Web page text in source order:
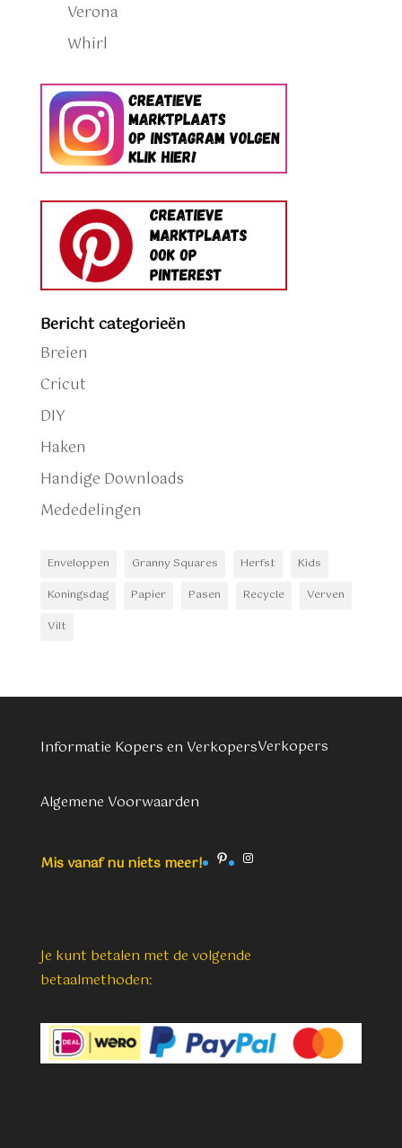
Verona
Whirl
Bericht categorieën
Breien
Cricut
DIY
Haken
Handige Downloads
Mededelingen
Enveloppen Granny Squares Herfst
Kids
Koningsdag
Papier Pasen Recycle
Verven
Vilt
Informatie Kopers en VerkopersVerkopers
Algemene Voorwaarden
Mis vanaf nu niets meer! PinterestInstagram
Je kunt betalen met de volgende
betaalmethoden: